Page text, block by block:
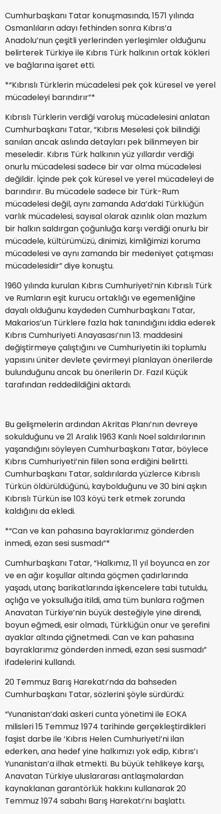
Cumhurbaşkanı Tatar konuşmasında, 1571 yılında
Osmanlıların adayı fethinden sonra Kıbrıs’a
Anadolu’nun çeşitli yerlerinden yerleşimler olduğunu
belirterek Türkiye ile Kıbrıs Türk halkının ortak kökleri
ve bağlarına işaret etti.
*“Kıbrıslı Türklerin mücadelesi pek çok küresel ve yerel
mücadeleyi barındırır”*
Kıbrıslı Türklerin verdiği varoluş mücadelesini anlatan
Cumhurbaşkanı Tatar, “Kıbrıs Meselesi çok bilindiği
sanılan ancak aslında detayları pek bilinmeyen bir
meseledir. Kıbrıs Türk halkının yüz yıllardır verdiği
onurlu mücadelesi sadece bir var olma mücadelesi
değildir. İçinde pek çok küresel ve yerel mücadeleyi de
barındırır. Bu mücadele sadece bir Türk-Rum
mücadelesi değil, aynı zamanda Ada’daki Türklüğün
varlık mücadelesi, sayısal olarak azınlık olan mazlum
bir halkın saldırgan çoğunluğa karşı verdiği onurlu bir
mücadele, kültürümüzü, dinimizi, kimliğimizi koruma
mücadelesi ve aynı zamanda bir medeniyet çatışması
mücadelesidir” diye konuştu.
1960 yılında kurulan Kıbrıs Cumhuriyeti’nin Kıbrıslı Türk
ve Rumların eşit kurucu ortaklığı ve egemenliğine
dayalı olduğunu kaydeden Cumhurbaşkanı Tatar,
Makarios’un Türklere fazla hak tanındığını iddia ederek
Kıbrıs Cumhuriyeti Anayasası’nın 13. maddesini
değiştirmeye çalıştığını ve Cumhuriyetin iki toplumlu
yapısını üniter devlete çevirmeyi planlayan önerilerde
bulunduğunu ancak bu önerilerin Dr. Fazıl Küçük
tarafından reddedildiğini aktardı.
Bu gelişmelerin ardından Akritas Planı’nın devreye
sokulduğunu ve 21 Aralık 1963 Kanlı Noel saldırılarının
yaşandığını söyleyen Cumhurbaşkanı Tatar, böylece
Kıbrıs Cumhuriyeti’nin fiilen sona erdiğini belirtti.
Cumhurbaşkanı Tatar, saldırılarda yüzlerce Kıbrıslı
Türkün öldürüldüğünü, kaybolduğunu ve 30 bini aşkın
Kıbrıslı Türkün ise 103 köyü terk etmek zorunda
kaldığını da ekledi.
*“Can ve kan pahasına bayraklarımız gönderden
inmedi, ezan sesi susmadı”*
Cumhurbaşkanı Tatar, “Halkımız, 11 yıl boyunca en zor
ve en ağır koşullar altında göçmen çadırlarında
yaşadı, utanç barikatlarında işkencelere tabi tutuldu,
açlığa ve yoksulluğa itildi, ama tüm bunlara rağmen
Anavatan Türkiye’nin büyük desteğiyle yine direndi,
boyun eğmedi, esir olmadı, Türklüğün onur ve şerefini
ayaklar altında çiğnetmedi. Can ve kan pahasına
bayraklarımız gönderden inmedi, ezan sesi susmadı”
ifadelerini kullandı.
20 Temmuz Barış Harekatı’nda da bahseden
Cumhurbaşkanı Tatar, sözlerini şöyle sürdürdü:
“Yunanistan’daki askeri cunta yönetimi ile EOKA
milisleri 15 Temmuz 1974 tarihinde gerçekleştirdikleri
faşist darbe ile ‘Kıbrıs Helen Cumhuriyeti’ni ilan
ederken, ana hedef yine halkımızı yok edip, Kıbrıs’ı
Yunanistan’a ilhak etmekti. Bu büyük tehlikeye karşı,
Anavatan Türkiye uluslararası antlaşmalardan
kaynaklanan garantörlük hakkını kullanarak 20
Temmuz 1974 sabahı Barış Harekatı’nı başlattı.